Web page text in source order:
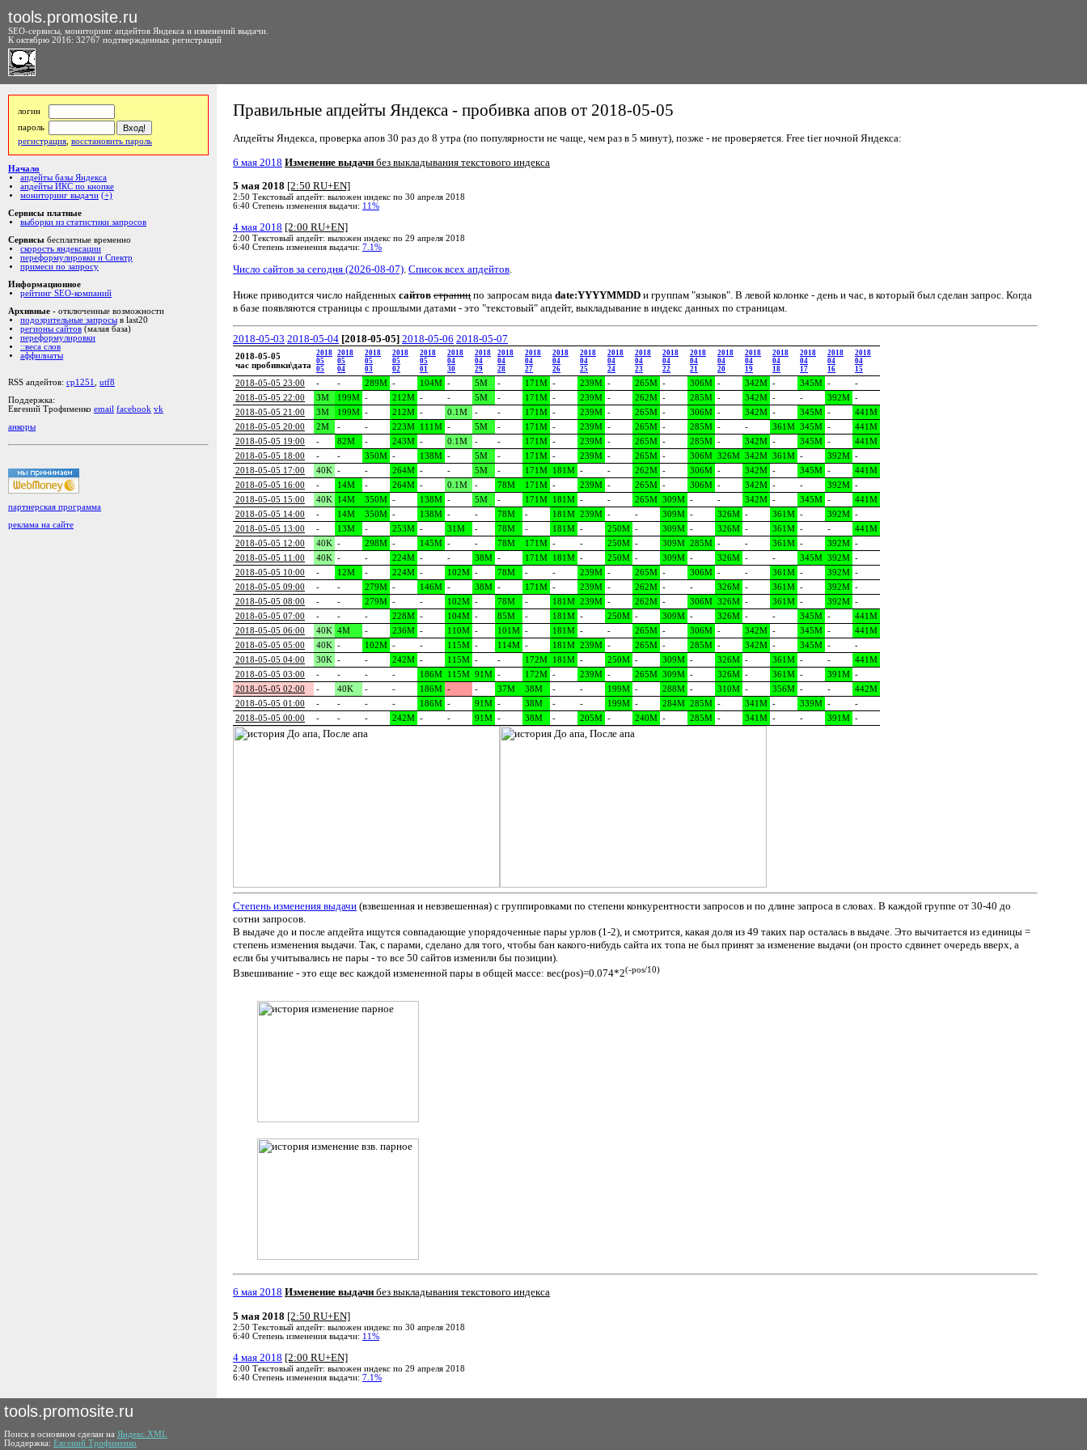
tools.promosite.ru
SEO-сервисы, мониторинг апдейтов Яндекса и изменений выдачи.
К октябрю 2016: 32767 подтвержденных регистраций
логин
пароль
регистрация восстановить пароль
Начало
апдейты базы Яндекса
апдейты ИКС по кнопке
мониторинг выдачи (+)
Сервисы платные
выборки из статистики запросов
Сервисы бесплатные временно
скорость яндексации
переформулировки и Спектр
примеси по запросу
Информационное
рейтинг SEO-компаний
Архивные - отключенные возможности
подозрительные запросы в last20
регионы сайтов (малая база)
переформулировки
::веса слов
аффилиаты
RSS апдейтов: cp1251
utf8
Поддержка:
Евгений Трофименко email facebook vk
анкоры
партнерская программа
реклама на сайте
Правильные апдейты Яндекса - пробивка апов от 2018-05-05
Апдейты Яндекса, проверка апов 30 раз до 8 утра (по популярности не чаще, чем раз в 5 минут), позже - не проверяется. Free tier ночной Яндекса:
6 мая 2018 Изменение выдачи без выкладывания текстового индекса
5 мая 2018 [2:50 RU+EN]
2:50 Текстовый апдейт: выложен индекс по 30 апреля 2018
6:40 Степень изменения выдачи: 11%
4 мая 2018 [2:00 RU+EN]
2:00 Текстовый апдейт: выложен индекс по 29 апреля 2018
6:40 Степень изменения выдачи: 7.1%
Число сайтов за сегодня (2026-08-07) Список всех апдейтов
Ниже приводится число найденных сайтов страниц по запросам вида date:YYYYMMDD и группам "языков". В левой колонке - день и час, в который был сделан запрос. Когда
в базе появляются страницы с прошлыми датами - это "текстовый" апдейт, выкладывание в индекс данных по страницам.
2018-05-03 2018-05-04 [2018-05-05] 2018-05-06 2018-05-07
2018-05-05
час пробивки\дата
2018
05
05
2018
05
04
2018
05
03
2018
05
02
2018
05
01
2018
04
30
2018
04
29
2018
04
28
2018
04
27
2018
04
26
2018
04
25
2018
04
24
2018
04
23
2018
04
22
2018
04
21
2018
04
20
2018
04
19
2018
04
18
2018
04
17
2018
04
16
2018
04
15
2018-05-05 23:00 - - 289M - 104M - 5M - 171M - 239M - 265M - 306M - 342M - 345M -
-
2018-05-05 22:00
3M 199M - 212M - - 5M - 171M - 239M - 262M - 285M - 342M - - 392M -
2018-05-05 21:00
3M 199M - 212M - 0.1M - - 171M - 239M - 265M - 306M - 342M - 345M -
441M
2018-05-05 20:00
2M - - 223M 111M - 5M - 171M - 239M - 265M - 285M - - 361M 345M -
441M
2018-05-05 19:00
- 82M - 243M - 0.1M - - 171M - 239M - 265M - 285M - 342M - 345M -
441M
2018-05-05 18:00
- - 350M - 138M - 5M - 171M - 239M - 265M - 306M 326M 342M 361M - 392M -
2018-05-05 17:00
40K - - 264M - - 5M - 171M 181M - - 262M - 306M - 342M - 345M -
441M
2018-05-05 16:00
- 14M - 264M - 0.1M - 78M 171M - 239M - 265M - 306M - 342M - - 392M -
2018-05-05 15:00
40K 14M 350M - 138M - 5M - 171M 181M - - 265M 309M - - 342M - 345M -
441M
2018-05-05 14:00
- 14M 350M - 138M - - 78M - 181M 239M - - 309M - 326M - 361M - 392M -
2018-05-05 13:00
- 13M - 253M - 31M - 78M - 181M - 250M - 309M - 326M - 361M - -
441M
2018-05-05 12:00
40K - 298M - 145M - - 78M 171M - - 250M - 309M 285M - - 361M - 392M -
2018-05-05 11:00
40K - - 224M - - 38M - 171M 181M - 250M - 309M - 326M - - 345M 392M -
2018-05-05 10:00
- 12M - 224M - 102M - 78M - - 239M - 265M - 306M - - 361M - 392M -
2018-05-05 09:00
- - 279M - 146M - 38M - 171M - 239M - 262M - - 326M - 361M - 392M -
2018-05-05 08:00
- - 279M - - 102M - 78M - 181M 239M - 262M - 306M 326M - 361M - 392M -
2018-05-05 07:00
- - - 228M - 104M - 85M - 181M - 250M - 309M - 326M - - 345M -
441M
2018-05-05 06:00
40K 4M - 236M - 110M - 101M - 181M - - 265M - 306M - 342M - 345M -
441M
2018-05-05 05:00
40K - 102M - - 115M - 114M - 181M 239M - 265M - 285M - 342M - 345M -
-
2018-05-05 04:00
30K - - 242M - 115M - - 172M 181M - 250M - 309M - 326M - 361M - -
441M
2018-05-05 03:00
- - - - 186M 115M 91M - 172M - 239M - 265M 309M - 326M - 361M - 391M -
2018-05-05 02:00
- 40K - - 186M - - 37M 38M - - 199M - 288M - 310M - 356M - -
442M
2018-05-05 01:00
- - - - 186M - 91M - 38M - - 199M - 284M 285M - 341M - 339M -
-
2018-05-05 00:00
- - - 242M - - 91M - 38M - 205M - 240M - 285M - 341M - - 391M -
Степень изменения выдачи (взвешенная и невзвешенная) с группировками по степени конкурентности запросов и по длине запроса в словах. В каждой группе от 30-40 до
сотни запросов.
В выдаче до и после апдейта ищутся совпадающие упорядоченные пары урлов (1-2), и смотрится, какая доля из 49 таких пар осталась в выдаче. Это вычитается из единицы =
степень изменения выдачи. Так, с парами, сделано для того, чтобы бан какого-нибудь сайта их топа не был принят за изменение выдачи (он просто сдвинет очередь вверх, а
если бы учитывались не пары - то все 50 сайтов изменили бы позиции).
Взвешивание - это еще вес каждой измененной пары в общей массе: вес(pos)=0.074*2(-pos/10)
6 мая 2018 Изменение выдачи без выкладывания текстового индекса
5 мая 2018 [2:50 RU+EN]
2:50 Текстовый апдейт: выложен индекс по 30 апреля 2018
6:40 Степень изменения выдачи: 11%
4 мая 2018 [2:00 RU+EN]
2:00 Текстовый апдейт: выложен индекс по 29 апреля 2018
6:40 Степень изменения выдачи: 7.1%
tools.promosite.ru
Поиск в основном сделан на Яндекс.XML
Поддержка: Евгений Трофименко